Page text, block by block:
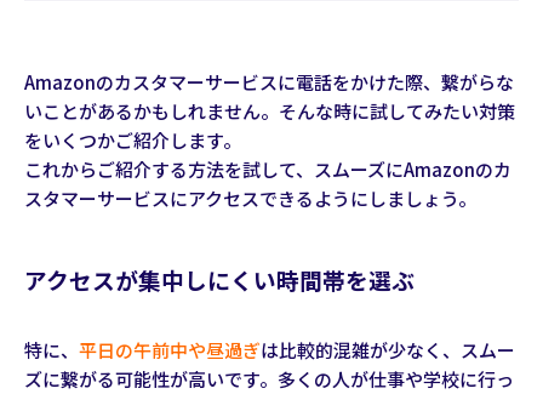
Amazonのカスタマーサービスに電話をかけた際、繋がらな
いことがあるかもしれません。そんな時に試してみたい対策
をいくつかご紹介します。
これからご紹介する方法を試して、スムーズにAmazonのカ
スタマーサービスにアクセスできるようにしましょう。
アクセスが集中しにくい時間帯を選ぶ
特に、 平日の午前中や昼過ぎは比較的混雑が少なく、スムー
ズに繋がる可能性が高いです。多くの人が仕事や学校に行っ